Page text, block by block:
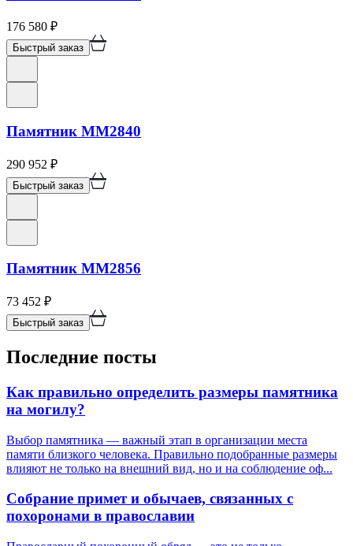
176 580 ₽
Быстрый заказ
Памятник ММ2840
290 952 ₽
Быстрый заказ
Памятник ММ2856
73 452 ₽
Быстрый заказ
Последние посты
Как правильно определить размеры памятника
на могилу?
Выбор памятника — важный этап в организации места
памяти близкого человека. Правильно подобранные размеры
влияют не только на внешний вид, но и на соблюдение оф...
Собрание примет и обычаев, связанных с
похоронами в православии